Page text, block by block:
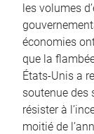
les volumes
économies
que la
États-Unis a
soutenue des
résister à
moitié de